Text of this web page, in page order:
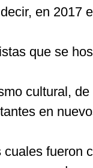
en 2017
que se
cultural,
en
fueron